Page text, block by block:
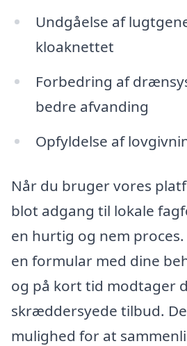
Undgåelse af
kloaknettet
Forbedring af
bedre afvanding
Opfyldelse af
Når du bruger vores
blot adgang til lokale
en hurtig og nem
en formular med dine
og på kort tid modtager
skræddersyede tilbud.
mulighed for at